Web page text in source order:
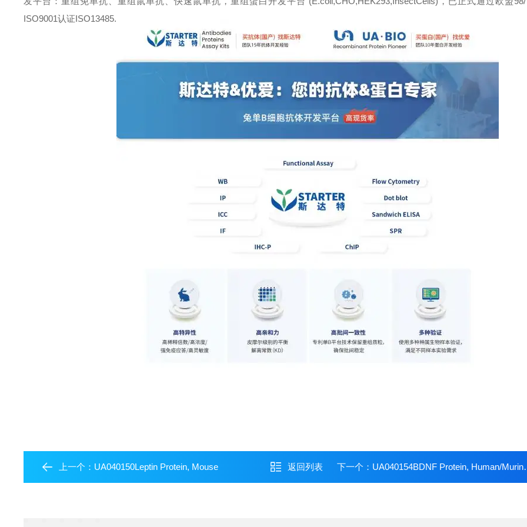
ISO9001认证ISO13485.
上一个： UA040150Leptin Protein, Mouse 返回列表 下一个： UA040154BDNF Protein, Human/Murine/Rat/Canine/Equine